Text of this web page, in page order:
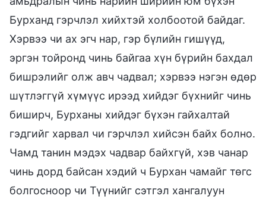
Бурханд гэрчлэл хийхтэй холбоотой байдаг.
Хэрвээ чи ах эгч нар, гэр бүлийн гишүүд,
эргэн тойронд чинь байгаа хүн бүрийн бахдал
бишрэлийг олж авч чадвал; хэрвээ нэгэн өдөр
шүтлэггүй хүмүүс ирээд хийдэг бүхнийг чинь
биширч, Бурханы хийдэг бүхэн гайхалтай
гэдгийг харвал чи гэрчлэл хийсэн байх болно.
Чамд танин мэдэх чадвар байхгүй, хэв чанар
чинь дорд байсан хэдий ч Бурхан чамайг төгс
болгосноор чи Түүнийг сэтгэл хангалуун